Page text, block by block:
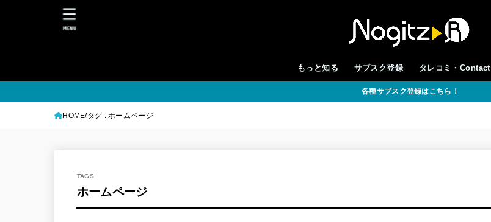
もっと知る サブスク登録 タレコミ・Contact
MENU
各種サブスク登録はこちら！
HOME タグ : ホームページ
ホームページ